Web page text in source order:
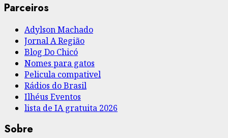
Parceiros
Adylson Machado
Jornal A Região
Blog Do Chicó
Nomes para gatos
Pelicula compativel
Rádios do Brasil
Ilhéus Eventos
lista de IA gratuita 2026
Sobre